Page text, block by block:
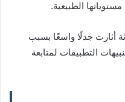
أثارت جدلًا واسعًا بسبب
التطبيقات لمتابعة